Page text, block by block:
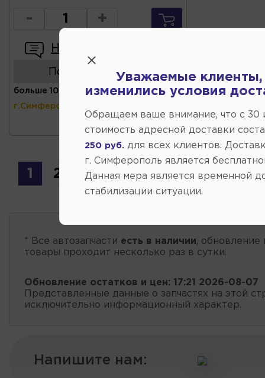
- +
Написать отзыв
Показать аналоги
больше 10 шт (ул.Коммунальная 43,
г.Симферополь)
1 2 3
* Все автозапчасти есть в наличии, обновление
товары проходит несколько раз в сутки.
Обновление остатков и цен: 17:21 2026-08-07
Представленные данные о запчастях на этой
исключительно информационный характер.
Напишите нам:
Уважаемые клиенты,
изменились условия
Обращаем ваше внимание, что c 30
стоимость адресной доставки
250 руб. для всех клиентов.
г. Симферополь является
Данная мера является временной
стабилизации ситуации.